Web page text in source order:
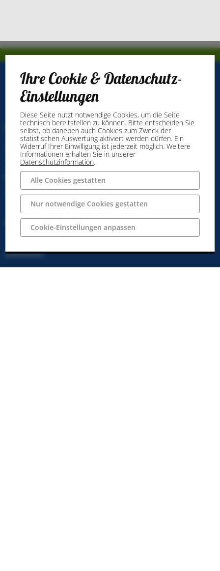
Stadtmarketing Ibbenbüren GmbH
Neumarkt 39
49477 Ibbenbüren
Telefon: 05451 / 54 54 50
Telefax: 05451 / 54 54 590
Unsere Öffnungszeiten:
montags bis freitags: 10:00 - 18:00 Uhr
samstags: 10:00 - 18:00 Uhr
Impressum
Datenschutz
Ihre Cookie & Datenschutz-
Einstellungen
Diese Seite nutzt notwendige Cookies, um die Seite
technisch bereitstellen zu können. Bitte entscheiden Sie
selbst, ob daneben auch Cookies zum Zweck der
statistischen Auswertung aktiviert werden dürfen. Ein
Widerruf Ihrer Einwilligung ist jederzeit möglich. Weitere
Informationen erhalten Sie in unserer
Datenschutzinformation.
Alle Cookies gestatten
Nur notwendige Cookies gestatten
Cookie-Einstellungen anpassen